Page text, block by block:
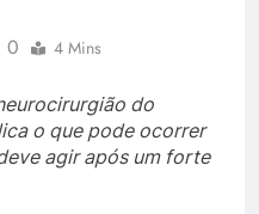
0 4 Mins
do
o que pode ocorrer
agir após um forte